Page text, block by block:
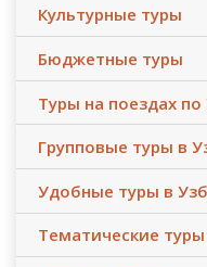
Культурные туры
Бюджетные туры
Туры на поездах по
Групповые туры в
Удобные туры в
Тематические